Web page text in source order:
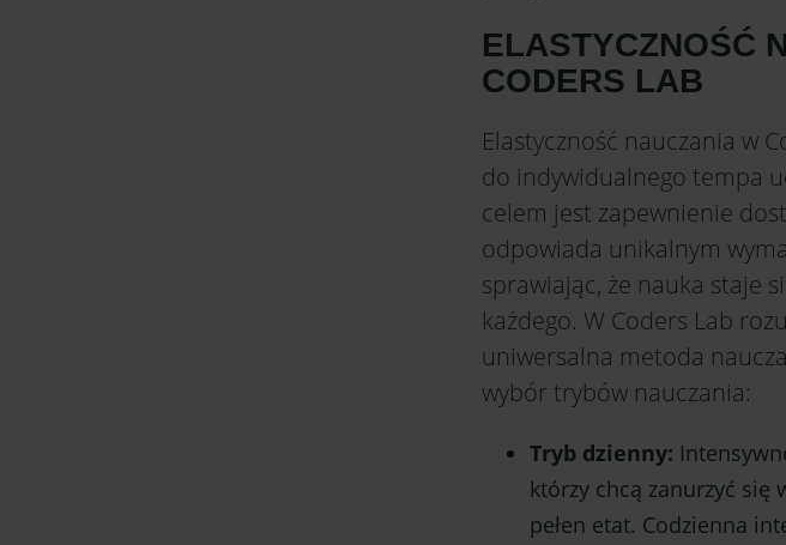
ELASTYCZNOŚĆ
CODERS LAB
Elastyczność nauczania w
do indywidualnego tempa
celem jest zapewnienie
odpowiada unikalnym
sprawiając, że nauka staje
każdego. W Coders Lab
uniwersalna metoda
wybór trybów nauczania:
Tryb dzienny:
którzy chcą zanurzyć
pełen etat. Codzienna